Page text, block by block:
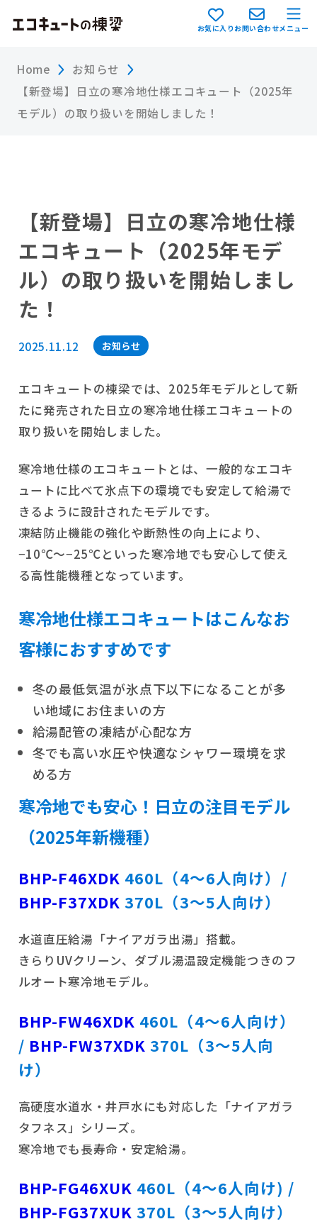
お気に入りお問い合わせメニュー
Home
お知らせ
【新登場】日立の寒冷地仕様エコキュート（2025年
モデル）の取り扱いを開始しました！
【新登場】日立の寒冷地仕様
エコキュート（2025年モデ
ル）の取り扱いを開始しまし
た！
2025.11.12 お知らせ
エコキュートの棟梁では、2025年モデルとして新
たに発売された日立の寒冷地仕様エコキュートの
取り扱いを開始しました。
寒冷地仕様のエコキュートとは、一般的なエコキ
ュートに比べて氷点下の環境でも安定して給湯で
きるように設計されたモデルです。
凍結防止機能の強化や断熱性の向上により、
−10℃〜−25℃といった寒冷地でも安心して使え
る高性能機種となっています。
寒冷地仕様エコキュートはこんなお
客様におすすめです
冬の最低気温が氷点下以下になることが多
い地域にお住まいの方
給湯配管の凍結が心配な方
冬でも高い水圧や快適なシャワー環境を求
める方
寒冷地でも安心！日立の注目モデル
（2025年新機種）
BHP-F46XDK 460L（4〜6人向け）/
BHP-F37XDK 370L（3〜5人向け）
水道直圧給湯「ナイアガラ出湯」搭載。
きらりUVクリーン、ダブル湯温設定機能つきのフ
ルオート寒冷地モデル。
BHP-FW46XDK 460L（4〜6人向け）
/ BHP-FW37XDK 370L（3〜5人向
け）
高硬度水道水・井戸水にも対応した「ナイアガラ
タフネス」シリーズ。
寒冷地でも長寿命・安定給湯。
BHP-FG46XUK 460L（4〜6人向け) /
BHP-FG37XUK 370L（3〜5人向け）